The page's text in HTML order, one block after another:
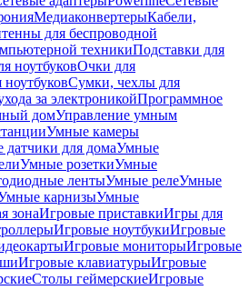
МедиаконвертерыКабели,
для беспроводной
техникиПодставки для
ноутбуковОчки для
Сумки, чехлы для
за электроникойПрограммное
домУправление умным
Умные камеры
для домаУмные
Умные розеткиУмные
лентыУмные релеУмные
карнизыУмные
зонаИгровые приставкиИгры для
Игровые ноутбукиИгровые
Игровые мониторыИгровые
Игровые клавиатурыИгровые
Столы геймерскиеИгровые